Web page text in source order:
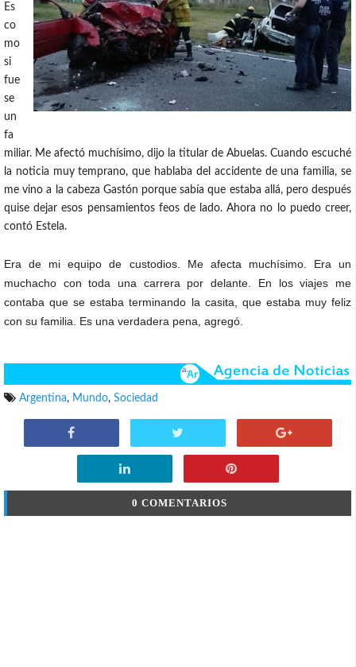
Es
co
mo
si
fue
se
un
fa
miliar. Me afectó muchísimo, dijo la titular de Abuelas. Cuando escuché
la noticia muy temprano, que hablaba del accidente de una familia, se
me vino a la cabeza Gastón porque sabía que estaba allá, pero después
quise dejar esos pensamientos feos de lado. Ahora no lo puedo creer,
contó Estela.
Era de mi equipo de custodios. Me afecta muchísimo. Era un
muchacho con toda una carrera por delante. En los viajes me
contaba que se estaba terminando la casita, que estaba muy feliz
con su familia. Es una verdadera pena, agregó.
Argentina, Mundo, Sociedad
0 COMENTARIOS